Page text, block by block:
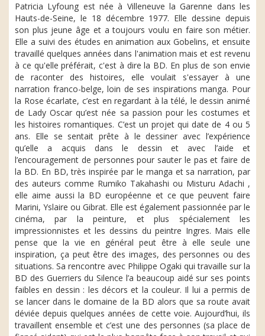
Patricia Lyfoung est née à Villeneuve la Garenne dans les
Hauts-de-Seine, le 18 décembre 1977. Elle dessine depuis
son plus jeune âge et a toujours voulu en faire son métier.
Elle a suivi des études en animation aux Gobelins, et ensuite
travaillé quelques années dans l'animation mais et est revenu
à ce qu'elle préférait, c'est à dire la BD. En plus de son envie
de raconter des histoires, elle voulait s'essayer à une
narration franco-belge, loin de ses inspirations manga. Pour
la Rose écarlate, c’est en regardant à la télé, le dessin animé
de Lady Oscar qu’est née sa passion pour les costumes et
les histoires romantiques. C’est un projet qui date de 4 ou 5
ans. Elle se sentait prête à le dessiner avec l’expérience
qu’elle a acquis dans le dessin et avec l’aide et
l’encouragement de personnes pour sauter le pas et faire de
la BD. En BD, très inspirée par le manga et sa narration, par
des auteurs comme Rumiko Takahashi ou Misturu Adachi ,
elle aime aussi la BD européenne et ce que peuvent faire
Marini, Yslaire ou Gibrat. Elle est également passionnée par le
cinéma, par la peinture, et plus spécialement les
impressionnistes et les dessins du peintre Ingres. Mais elle
pense que la vie en général peut être à elle seule une
inspiration, ça peut être des images, des personnes ou des
situations. Sa rencontre avec Philippe Ogaki qui travaille sur la
BD des Guerriers du Silence l’a beaucoup aidé sur ses points
faibles en dessin : les décors et la couleur. Il lui a permis de
se lancer dans le domaine de la BD alors que sa route avait
déviée depuis quelques années de cette voie. Aujourd’hui, ils
travaillent ensemble et c’est une des personnes (sa place de